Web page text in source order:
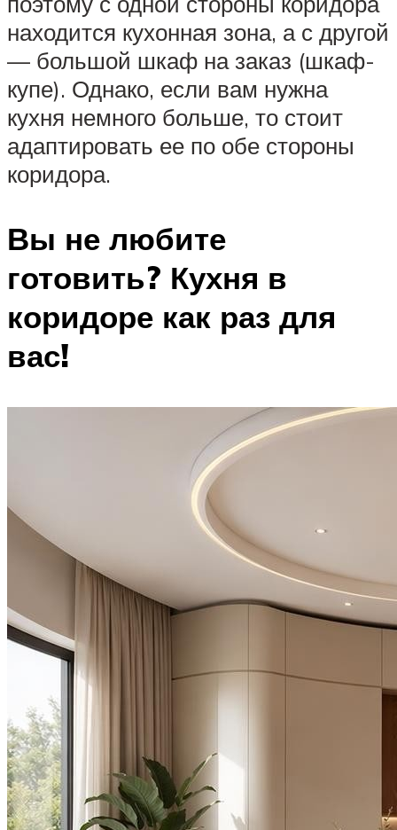
находится кухонная зона, а с другой
— большой шкаф на заказ (шкаф-
купе). Однако, если вам нужна
кухня немного больше, то стоит
адаптировать ее по обе стороны
коридора.
Вы не любите
готовить? Кухня в
коридоре как раз для
вас!